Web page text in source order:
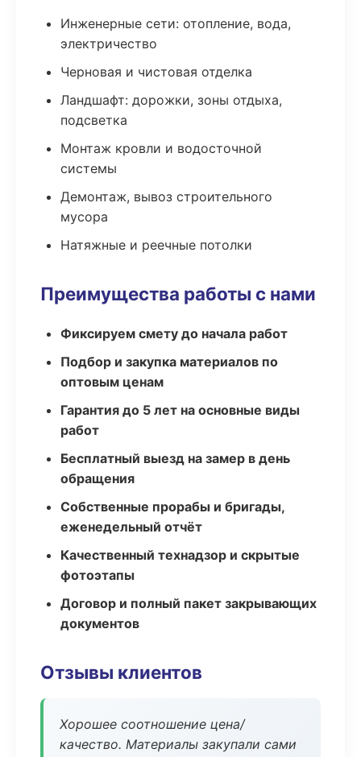
Инженерные сети: отопление, вода,
электричество
Черновая и чистовая отделка
Ландшафт: дорожки, зоны отдыха,
подсветка
Монтаж кровли и водосточной
системы
Демонтаж, вывоз строительного
мусора
Натяжные и реечные потолки
Преимущества работы с нами
Фиксируем смету до начала работ
Подбор и закупка материалов по
оптовым ценам
Гарантия до 5 лет на основные виды
работ
Бесплатный выезд на замер в день
обращения
Собственные прорабы и бригады,
еженедельный отчёт
Качественный технадзор и скрытые
фотоэтапы
Договор и полный пакет закрывающих
документов
Отзывы клиентов
Хорошее соотношение цена/
качество. Материалы закупали сами